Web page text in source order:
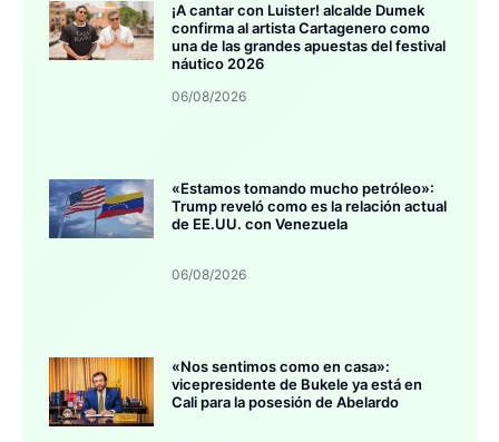
¡A cantar con Luister! alcalde Dumek
confirma al artista Cartagenero como
una de las grandes apuestas del festival
náutico 2026
06/08/2026
«Estamos tomando mucho petróleo»:
Trump reveló como es la relación actual
de EE.UU. con Venezuela
06/08/2026
«Nos sentimos como en casa»:
vicepresidente de Bukele ya está en
Cali para la posesión de Abelardo